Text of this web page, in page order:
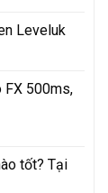
Leveluk
FX 500ms,
tốt? Tại